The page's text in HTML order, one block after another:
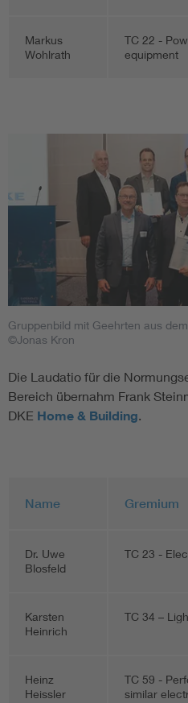
Markus
Wohlrath
TC 22 -
equipment
Gruppenbild mit Geehrten aus
©Jonas Kron
Die Laudatio für die
Bereich übernahm Frank
DKE Home & Building.
Name Gremium
Dr. Uwe
Blosfeld
TC 23 -
Karsten
Heinrich
TC 34 –
Heinz
Heissler
TC 59 -
similar